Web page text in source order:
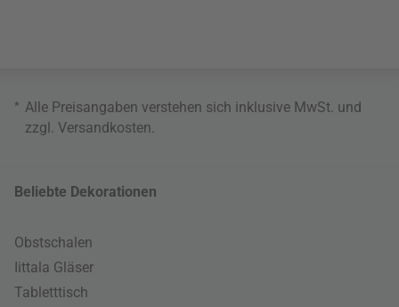
* Alle Preisangaben verstehen sich inklusive MwSt. und
zzgl. Versandkosten
Beliebte Dekorationen
Obstschalen
Iittala Gläser
Tabletttisch